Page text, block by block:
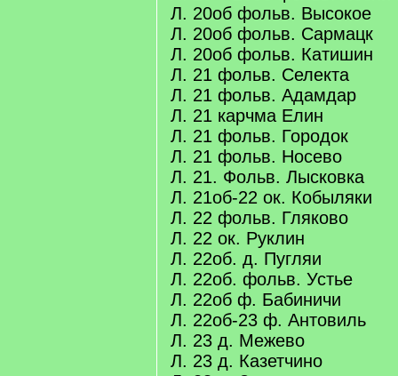
Л. 20об фольв. Высокое
Л. 20об фольв. Сармацк
Л. 20об фольв. Катишин
Л. 21 фольв. Селекта
Л. 21 фольв. Адамдар
Л. 21 карчма Елин
Л. 21 фольв. Городок
Л. 21 фольв. Носево
Л. 21. Фольв. Лысковка
Л. 21об-22 ок. Кобыляки
Л. 22 фольв. Гляково
Л. 22 ок. Руклин
Л. 22об. д. Пугляи
Л. 22об. фольв. Устье
Л. 22об ф. Бабиничи
Л. 22об-23 ф. Антовиль
Л. 23 д. Межево
Л. 23 д. Казетчино